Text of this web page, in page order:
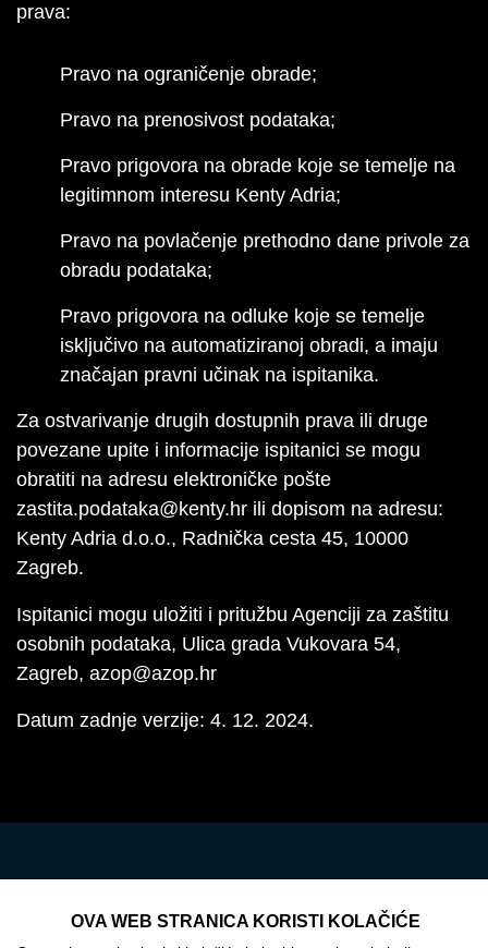
OVA WEB STRANICA KORISTI KOLAČIĆE
prava:
Pravo na ograničenje obrade;
Pravo na prenosivost podataka;
Pravo prigovora na obrade koje se temelje na
legitimnom interesu Kenty Adria;
Pravo na povlačenje prethodno dane privole za
obradu podataka;
Pravo prigovora na odluke koje se temelje
isključivo na automatiziranoj obradi, a imaju
značajan pravni učinak na ispitanika.
Za ostvarivanje drugih dostupnih prava ili druge
povezane upite i informacije ispitanici se mogu
obratiti na adresu elektroničke pošte
zastita.podataka@kenty.hr ili dopisom na adresu:
Kenty Adria d.o.o., Radnička cesta 45, 10000
Zagreb.
Ispitanici mogu uložiti i pritužbu Agenciji za zaštitu
osobnih podataka, Ulica grada Vukovara 54,
Zagreb, azop@azop.hr
Datum zadnje verzije: 4. 12. 2024.